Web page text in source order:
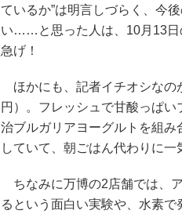
ているか”は明言しづらく、今
い……と思った人は、10月13日
急げ！
ほかにも、記者イチオシなの
円）。フレッシュで甘酸っぱ
治ブルガリアヨーグルトを組
していて、朝ごはん代わりに
ちなみに万博の2店舗では、
るという面白い実験や、水素